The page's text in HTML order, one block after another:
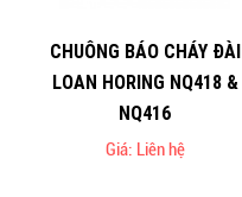
CHUÔNG BÁO CHÁY ĐÀI
LOAN HORING NQ418 &
NQ416
Giá: Liên hệ